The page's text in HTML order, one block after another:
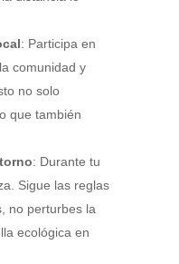
: Participa en
comunidad y
no solo
que también
: Durante tu
Sigue las reglas
no perturbes la
ecológica en